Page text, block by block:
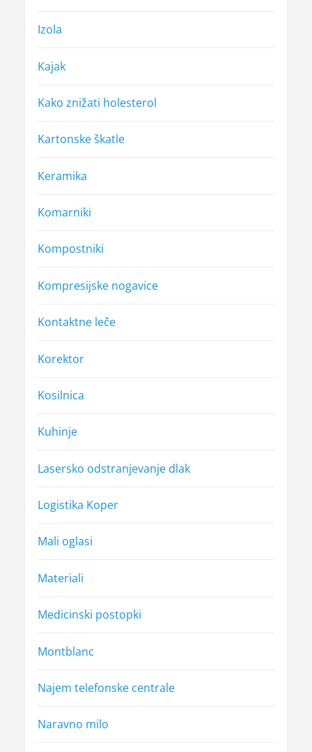
Izola
Kajak
Kako znižati holesterol
Kartonske škatle
Keramika
Komarniki
Kompostniki
Kompresijske nogavice
Kontaktne leče
Korektor
Kosilnica
Kuhinje
Lasersko odstranjevanje dlak
Logistika Koper
Mali oglasi
Materiali
Medicinski postopki
Montblanc
Najem telefonske centrale
Naravno milo